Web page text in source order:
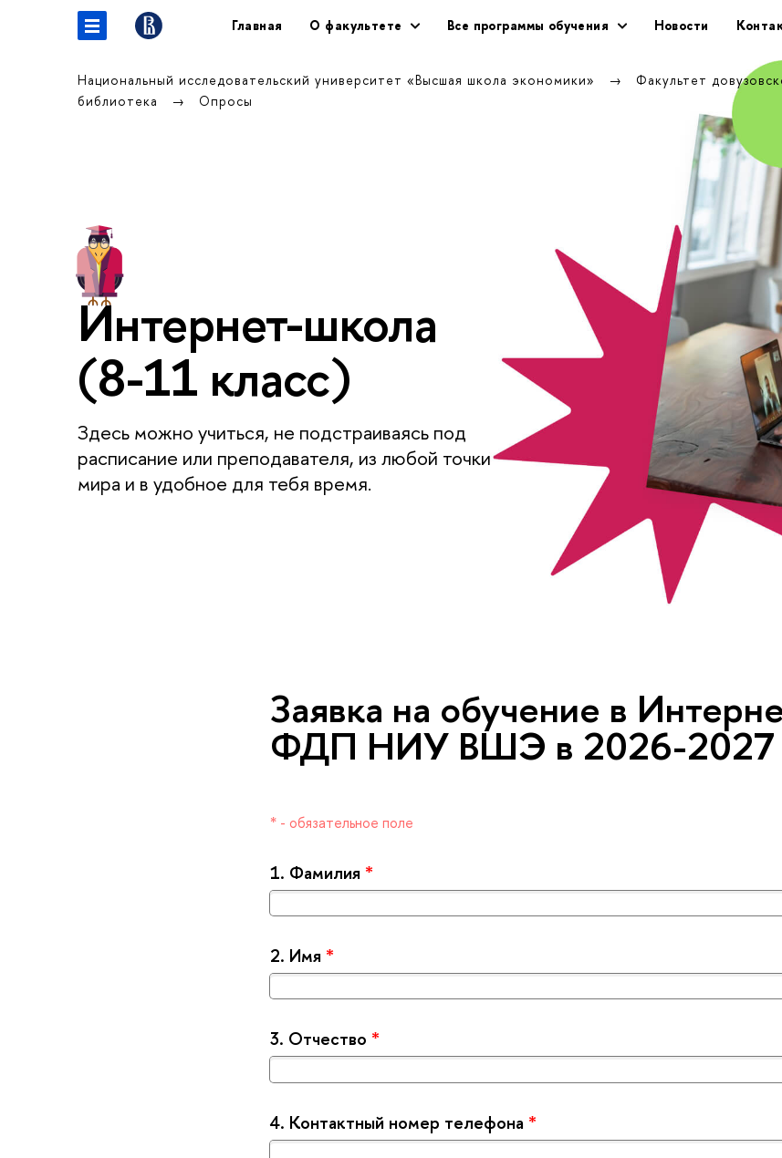
Главная О факультете се программы обучения Новости
Национальный исследовательский университет «Высшая школа экономики» Факультет
иблиотека
Опросы
Интернет-школа
(8-11 класс)
Здесь можно учиться, не подстраиваясь под
расписание или преподавателя, из любой точки
мира и в удобное для тебя время.
За­яв­ка на обу­че­ние в
ФДП НИУ ВШЭ в 2026-2027
* - обязательное поле
1. Фамилия *
2. Имя *
3. Отчество *
4. Контактный номер телефона *